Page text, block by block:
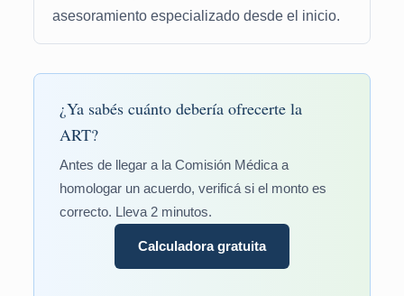
asesoramiento especializado desde el inicio.
¿Ya sabés cuánto debería ofrecerte la
ART?
Antes de llegar a la Comisión Médica a
homologar un acuerdo, verificá si el monto es
correcto. Lleva 2 minutos.
Calculadora gratuita